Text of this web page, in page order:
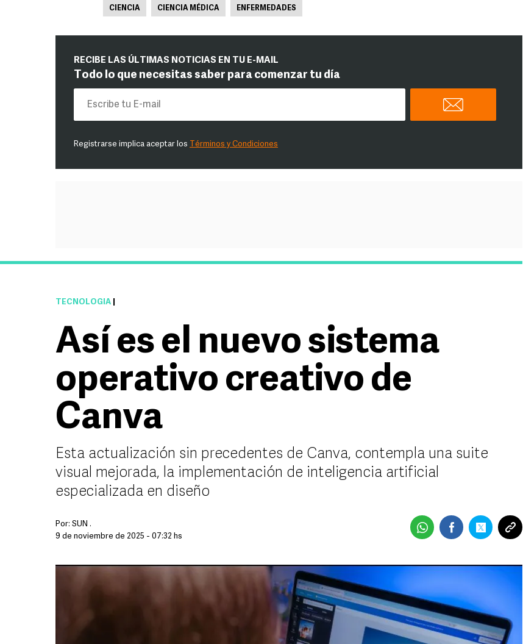
CIENCIA CIENCIA MÉDICA ENFERMEDADES
RECIBE LAS ÚLTIMAS NOTICIAS EN TU E-MAIL
Todo lo que necesitas saber para comenzar tu día
Registrarse implica aceptar los Términos y Condiciones
TECNOLOGÍA
Así es el nuevo sistema
operativo creativo de
Canva
Esta actualización sin precedentes de Canva, contempla una suite
visual mejorada, la implementación de inteligencia artificial
especializada en diseño
Por: SUN .
9 de noviembre de 2025 - 07:32 hs